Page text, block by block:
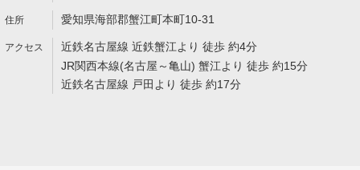
愛知県海部郡蟹江町本町10-31
近鉄名古屋線 近鉄蟹江より 徒歩 約4分
JR関西本線(名古屋～亀山) 蟹江より 徒歩 約15分
近鉄名古屋線 戸田より 徒歩 約17分